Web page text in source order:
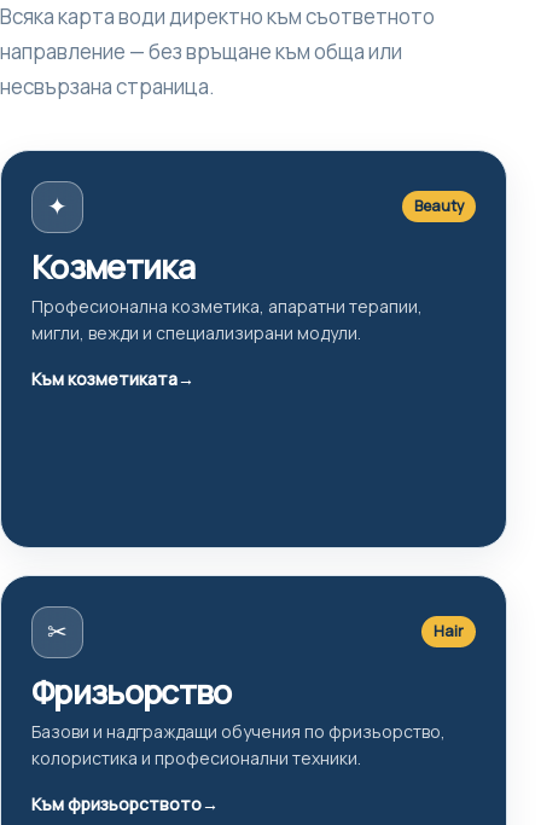
Всяка карта води директно към съответното
направление — без връщане към обща или
несвързана страница.
✦ Beauty
Козметика
Професионална козметика, апаратни терапии,
мигли, вежди и специализирани модули.
Към козметиката→
✂ Hair
Фризьорство
Базови и надграждащи обучения по фризьорство,
колористика и професионални техники.
Към фризьорството→